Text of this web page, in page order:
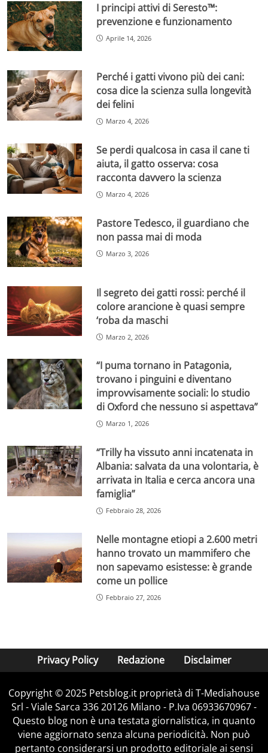
I principi attivi di Seresto™:
prevenzione e funzionamento
Aprile 14, 2026
Perché i gatti vivono più dei cani:
cosa dice la scienza sulla longevità
dei felini
Marzo 4, 2026
Se perdi qualcosa in casa il cane ti
aiuta, il gatto osserva: cosa
racconta davvero la scienza
Marzo 4, 2026
Pastore Tedesco, il guardiano che
non passa mai di moda
Marzo 3, 2026
Il segreto dei gatti rossi: perché il
colore arancione è quasi sempre
‘roba da maschi
Marzo 2, 2026
“I puma tornano in Patagonia,
trovano i pinguini e diventano
improvvisamente sociali: lo studio
di Oxford che nessuno si aspettava”
Marzo 1, 2026
“Trilly ha vissuto anni incatenata in
Albania: salvata da una volontaria, è
arrivata in Italia e cerca ancora una
famiglia”
Febbraio 28, 2026
Nelle montagne etiopi a 2.600 metri
hanno trovato un mammifero che
non sapevamo esistesse: è grande
come un pollice
Febbraio 27, 2026
Privacy Policy Redazione Disclaimer
Copyright © 2025 Petsblog.it proprietà di T-Mediahouse
Srl - Viale Sarca 336 20126 Milano - P.Iva 06933670967 -
Questo blog non è una testata giornalistica, in quanto
viene aggiornato senza alcuna periodicità. Non può
pertanto considerarsi un prodotto editoriale ai sensi